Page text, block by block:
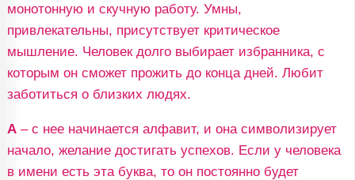
монотонную и скучную работу. Умны,
привлекательны, присутствует критическое
мышление. Человек долго выбирает избранника, с
которым он сможет прожить до конца дней. Любит
заботиться о близких людях.
А– с нее начинается алфавит, и она символизирует
начало, желание достигать успехов. Если у человека
в имени есть эта буква, то он постоянно будет